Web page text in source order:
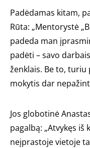
Padėdamas kitam,
Rūta: „Mentorystė
padeda man
padėti – savo
ženklais. Be to,
mokytis dar
Jos globotinė
pagalbą: „Atvykęs
neįprastoje vietoje